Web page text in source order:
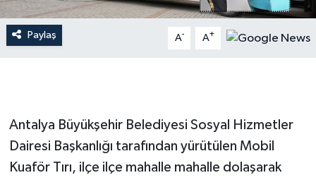
Paylaş A- A+
Antalya Büyükşehir Belediyesi Sosyal Hizmetler
Dairesi Başkanlığı tarafından yürütülen Mobil
Kuaför Tırı, ilçe ilçe mahalle mahalle dolaşarak